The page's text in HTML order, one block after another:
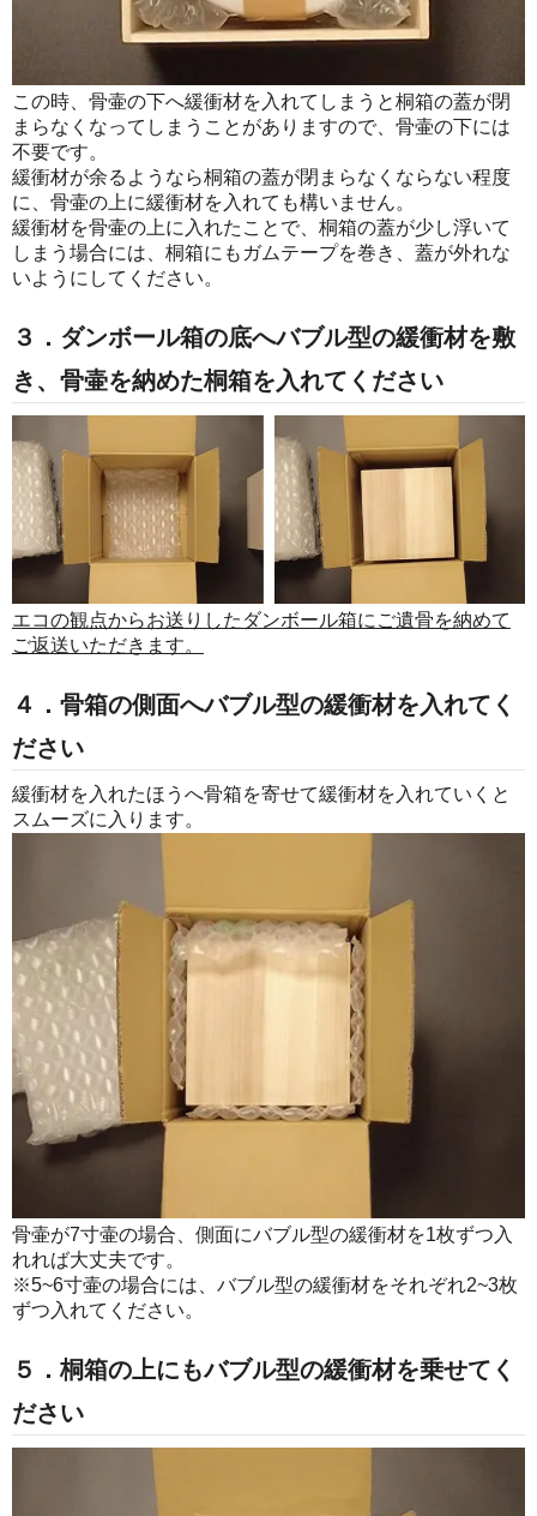
この時、骨壷の下へ緩衝材を入れてしまうと桐箱の蓋が閉
まらなくなってしまうことがありますので、骨壷の下には
不要です。
緩衝材が余るようなら桐箱の蓋が閉まらなくならない程度
に、骨壷の上に緩衝材を入れても構いません。
緩衝材を骨壷の上に入れたことで、桐箱の蓋が少し浮いて
しまう場合には、桐箱にもガムテープを巻き、蓋が外れな
いようにしてください。
３．ダンボール箱の底へバブル型の緩衝材を敷
き、骨壷を納めた桐箱を入れてください
エコの観点からお送りしたダンボール箱にご遺骨を納めて
ご返送いただきます。
４．骨箱の側面へバブル型の緩衝材を入れてく
ださい
緩衝材を入れたほうへ骨箱を寄せて緩衝材を入れていくと
スムーズに入ります。
骨壷が7寸壷の場合、側面にバブル型の緩衝材を1枚ずつ入
れれば大丈夫です。
※5~6寸壷の場合には、バブル型の緩衝材をそれぞれ2~3枚
ずつ入れてください。
５．桐箱の上にもバブル型の緩衝材を乗せてく
ださい